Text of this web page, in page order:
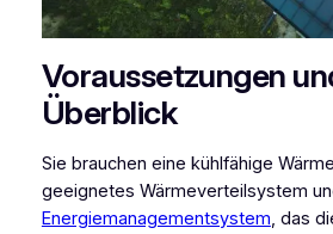
Voraussetzungen
Überblick
Sie brauchen eine kühlfähige
geeignetes Wärmeverteilsystem
Energiemanagementsystem, das